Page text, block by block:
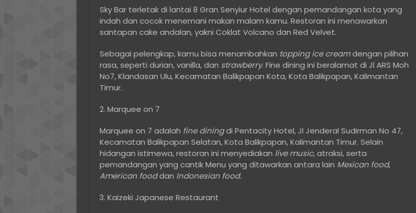
Sky Bar terletak di lantai 8 Gran Senyiur Hotel dengan pemandangan kota yang
indah dan cocok menemani makan malam kamu. Restoran ini menawarkan
santapan cake andalan, yakni Coklat Volcano dan Red Velvet.
Sebagai pelengkap, kamu bisa menambahkan topping ice creamdengan pilihan
rasa, seperti durian, vanilla, dan strawberry. Fine dining ini beralamat di Jl ARS Moh
No7, Klandasan Ulu, Kecamatan Balikpapan Kota, Kota Balikpapan, Kalimantan
Timur.
Marquee on 7
Marquee on 7 adalah fine diningdi Pentacity Hotel, Jl Jenderal Sudirman No 47,
Kecamatan Balikpapan Selatan, Kota Balikpapan, Kalimantan Timur. Selain
hidangan istimewa, restoran ini menyediakan live music, atraksi, serta
pemandangan yang cantik Menu yang ditawarkan antara lain Mexican food,
American fooddan Indonesian food.
Kaizeki Japanese Restaurant